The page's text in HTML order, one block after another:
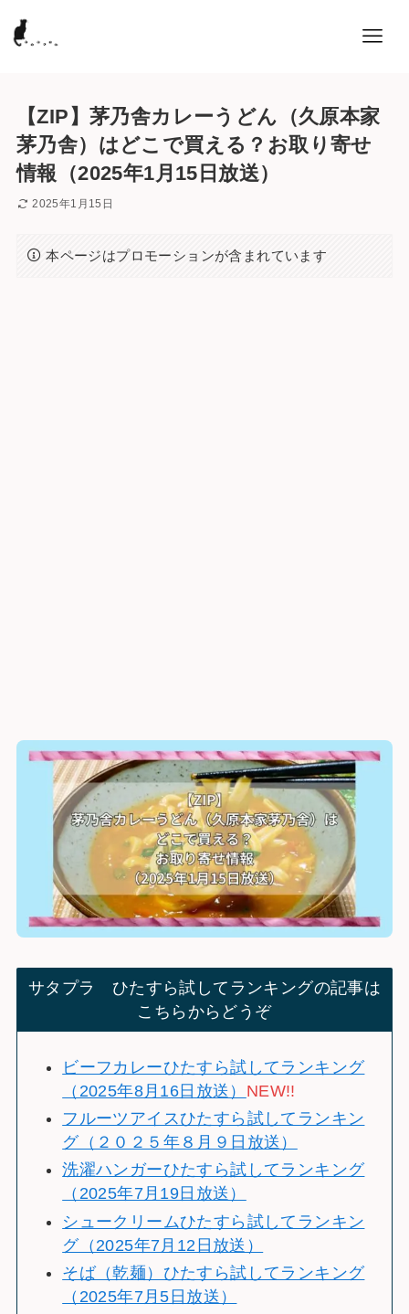
【ZIP】茅乃舎カレーうどん（久原本家
茅乃舎）はどこで買える？お取り寄せ
情報（2025年1月15日放送）
2025年1月15日
本ページはプロモーションが含まれています
サタプラ ひたすら試してランキングの記事は
こちらからどうぞ
ビーフカレーひたすら試してランキング
（2025年8月16日放送） NEW!!
フルーツアイスひたすら試してランキン
グ（２０２５年８月９日放送）
洗濯ハンガーひたすら試してランキング
（2025年7月19日放送）
シュークリームひたすら試してランキン
グ（2025年7月12日放送）
そば（乾麺）ひたすら試してランキング
（2025年7月5日放送）